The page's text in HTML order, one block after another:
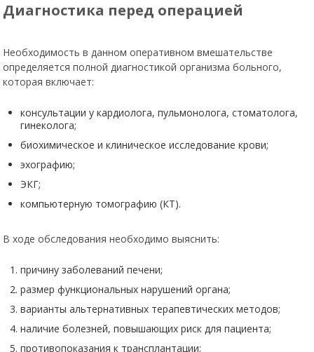
Диагностика перед операцией
Необходимость в данном оперативном вмешательстве
определяется полной диагностикой организма больного,
которая включает:
консультации у кардиолога, пульмонолога, стоматолога,
гинеколога;
биохимическое и клиническое исследование крови;
эхографию;
ЭКГ;
компьютерную томографию (КТ).
В ходе обследования необходимо выяснить:
причину заболеваний печени;
размер функциональных нарушений органа;
варианты альтернативных терапевтических методов;
наличие болезней, повышающих риск для пациента;
противопоказания к трансплантации;